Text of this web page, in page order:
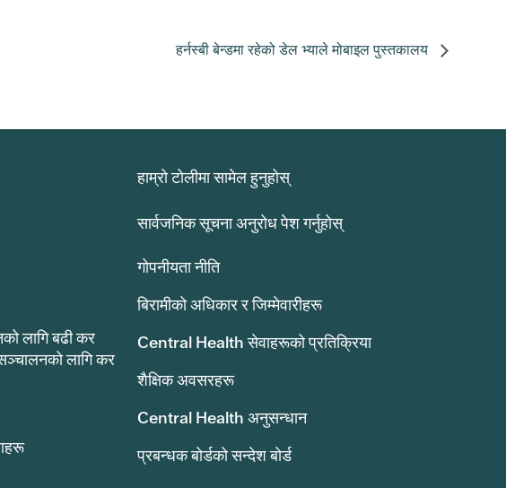
हर्नस्बी बेन्डमा रहेको डेल भ्याले मोबाइल पुस्तकालय
लागि बढी कर
लागि कर
हाम्रो टोलीमा सामेल हुनुहोस्
सार्वजनिक सूचना अनुरोध पेश गर्नुहोस्
गोपनीयता नीति
बिरामीको अधिकार र जिम्मेवारीहरू
Central Health सेवाहरूको प्रतिक्रिया
शैक्षिक अवसरहरू
Central Health अनुसन्धान
प्रबन्धक बोर्डको सन्देश बोर्ड